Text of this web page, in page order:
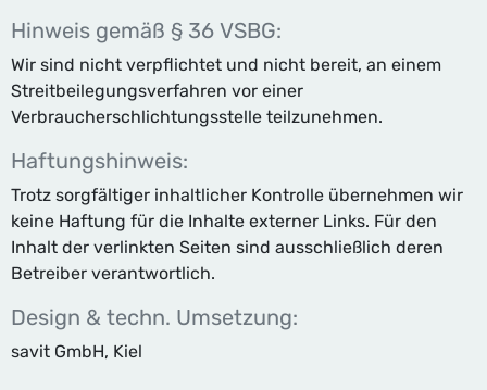
Hinweis gemäß § 36 VSBG:
Wir sind nicht verpflichtet und nicht bereit, an einem
Streitbeilegungsverfahren vor einer
Verbraucherschlichtungsstelle teilzunehmen.
Haftungshinweis:
Trotz sorgfältiger inhaltlicher Kontrolle übernehmen wir
keine Haftung für die Inhalte externer Links. Für den
Inhalt der verlinkten Seiten sind ausschließlich deren
Betreiber verantwortlich.
Design & techn. Umsetzung:
savit GmbH, Kiel